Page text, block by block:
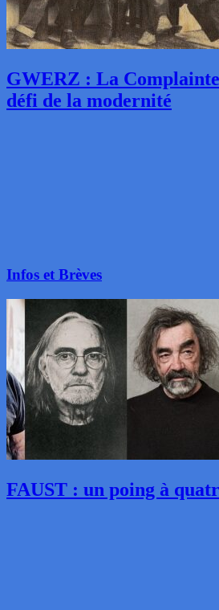
GWERZ : La
défi de la modernité
Infos et Brèves
FAUST : un poing à